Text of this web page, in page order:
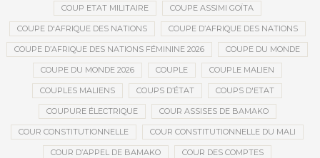
COUP ETAT MILITAIRE COUPE ASSIMI GOÏTA
COUPE D'AFRIQUE DES NATIONS COUPE D’AFRIQUE DES NATIONS
COUPE D’AFRIQUE DES NATIONS FÉMININE 2026 COUPE DU MONDE
COUPE DU MONDE 2026 COUPLE COUPLE MALIEN
COUPLES MALIENS COUPS D’ÉTAT COUPS D'ETAT
COUPURE ÉLECTRIQUE COUR ASSISES DE BAMAKO
COUR CONSTITUTIONNELLE COUR CONSTITUTIONNELLE DU MALI
COUR D’APPEL DE BAMAKO COUR DES COMPTES